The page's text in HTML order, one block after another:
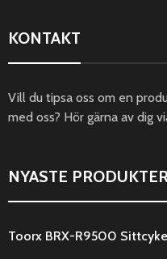
KONTAKT
Vill du tipsa oss om en
med oss? Hör gärna av dig
NYASTE
Toorx BRX-R9500